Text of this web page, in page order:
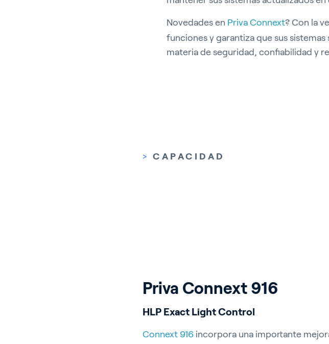
Novedades en Priva Connext? Con la
funciones y garantiza que sus
materia de seguridad, confiabilidad y
> CAPACIDAD
Priva Connext 916
HLP Exact Light Control
Connext 916 incorpora una importante